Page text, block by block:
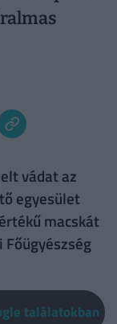
vádat az
egyesület
macskát
találatokban